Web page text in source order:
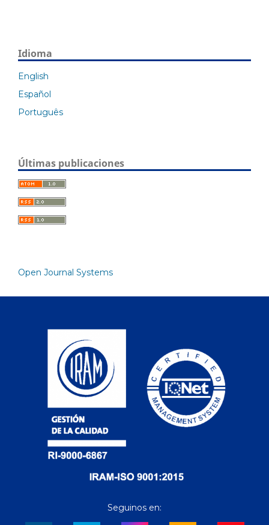
Idioma
English
Español
Português
Últimas publicaciones
Open Journal Systems
Seguinos en: